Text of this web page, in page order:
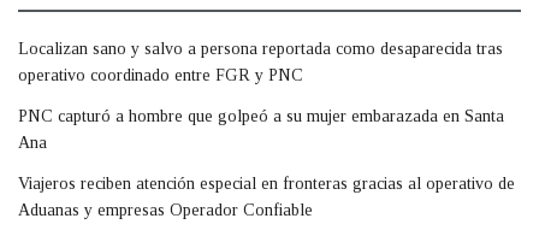
Localizan sano y salvo a persona reportada como desaparecida tras
operativo coordinado entre FGR y PNC
PNC capturó a hombre que golpeó a su mujer embarazada en Santa
Ana
Viajeros reciben atención especial en fronteras gracias al operativo de
Aduanas y empresas Operador Confiable